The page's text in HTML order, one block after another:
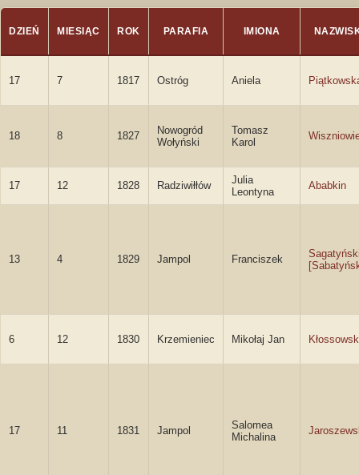
DZIEŃ MIESIĄC ROK PARAFIA IMIONA
17 7 1817 Ostróg Aniela
18 8 1827
Nowogród
Wołyński
Tomasz
Karol
17 12 1828 Radziwiłłów
Julia
Leontyna
Ababkin
13 4 1829 Jampol Franciszek
6 12 1830 Krzemieniec Mikołaj Jan
17 11 1831 Jampol
Salomea
Michalina